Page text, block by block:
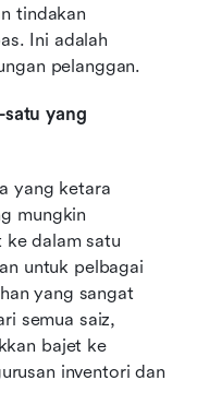
tindakan
Ini adalah
pelanggan.
satu yang
yang ketara
mungkin
ke dalam satu
untuk pelbagai
yang sangat
semua saiz,
bajet ke
inventori dan